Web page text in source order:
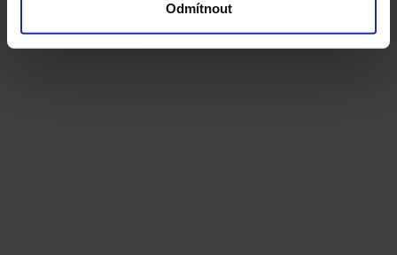
Odmítnout